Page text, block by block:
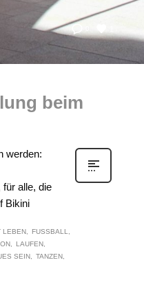
beim
werden:
alle, die
Bikini
LEBEN
FUSSBALL
LAUFEN
SEIN
TANZEN